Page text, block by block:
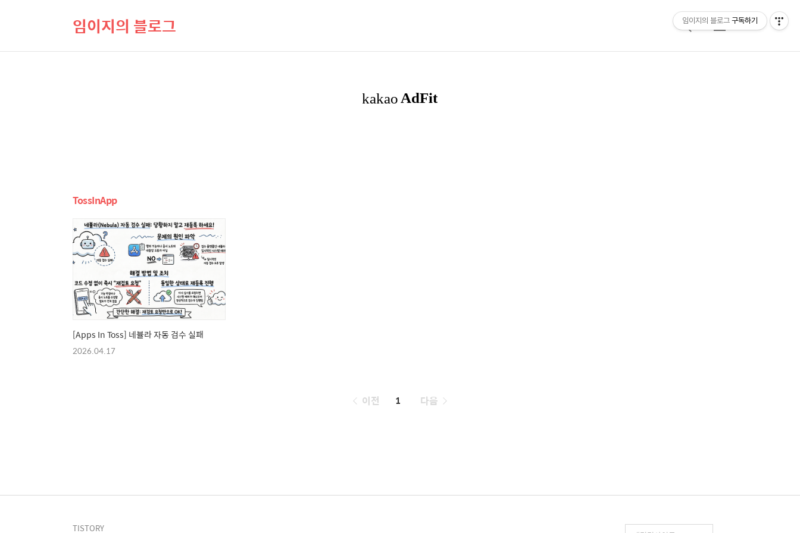
임이지의 블로그
검
메
TossInApp
[Apps In Toss] 네뷸라 자동 검수 실패
2026.04.17
페
이전 1 다음
TISTORY
임이지의 블로그 구독하기